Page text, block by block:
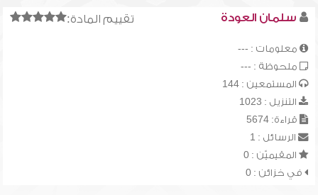
تقييم المادة: سلمان العودة
معلومات : ---
ملحوظة : ---
المستمعين : 144
التنزيل : 1023
قراءة: 5674
الرسائل : 1
المقيميّن : 0
في خزائن : 0